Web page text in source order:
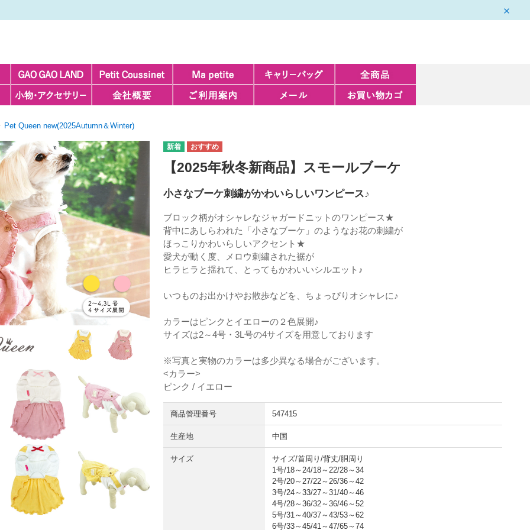
Pet Queen new(2025Autumn＆Winter)
【2025年秋冬新商品】スモールブーケ
小さなブーケ刺繍がかわいらしいワンピース♪
ブロック柄がオシャレなジャガードニットのワンピース★
背中にあしらわれた「小さなブーケ」のようなお花の刺繍が
ほっこりかわいらしいアクセント★
愛犬が動く度、メロウ刺繍された裾が
ヒラヒラと揺れて、とってもかわいいシルエット♪
いつものお出かけやお散歩などを、ちょっぴりオシャレに♪
カラーはピンクとイエローの２色展開♪
サイズは2～4号・3L号の4サイズを用意しております
※写真と実物のカラーは多少異なる場合がございます。
<カラー>
ピンク / イエロー
商品管理番号 547415
生産地 中国
サイズ
サイズ/首周り/背丈/胴周り
1号/18～24/18～22/28～34
2号/20～27/22～26/36～42
3号/24～33/27～31/40～46
4号/28～36/32～36/46～52
5号/31～40/37～43/53～62
6号/33～45/41～47/65～74